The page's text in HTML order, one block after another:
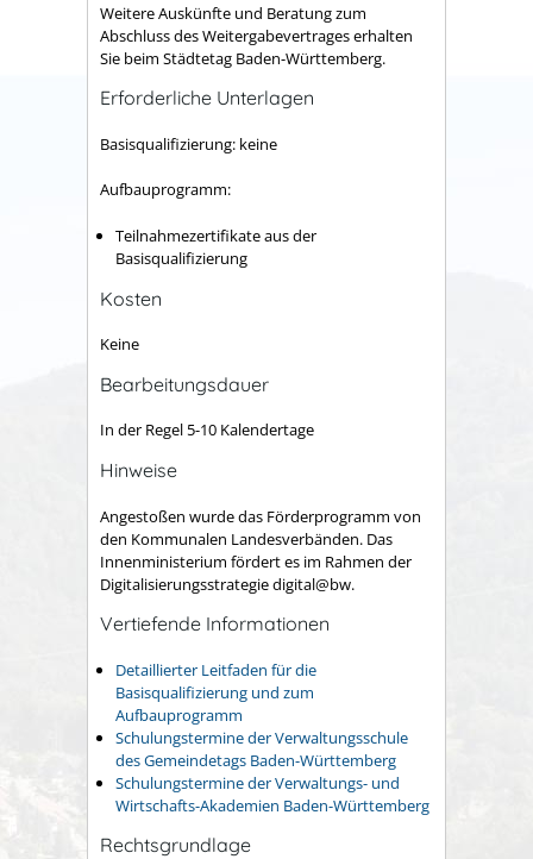
Weitere Auskünfte und Beratung zum
Abschluss des Weitergabevertrages erhalten
Sie beim Städtetag Baden-Württemberg.
Erforderliche Unterlagen
Basisqualifizierung: keine
Aufbauprogramm:
Teilnahmezertifikate aus der
Basisqualifizierung
Kosten
Keine
Bearbeitungsdauer
In der Regel 5-10 Kalendertage
Hinweise
Angestoßen wurde das Förderprogramm von
den Kommunalen Landesverbänden. Das
Innenministerium fördert es im Rahmen der
Digitalisierungsstrategie digital@bw.
Vertiefende Informationen
Detaillierter Leitfaden für die
Basisqualifizierung und zum
Aufbauprogramm
Schulungstermine der Verwaltungsschule
des Gemeindetags Baden-Württemberg
Schulungstermine der Verwaltungs- und
Wirtschafts-Akademien Baden-Württemberg
Rechtsgrundlage